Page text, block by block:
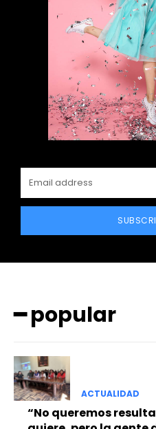
━
━ popular
ACTUALIDAD
“No queremos